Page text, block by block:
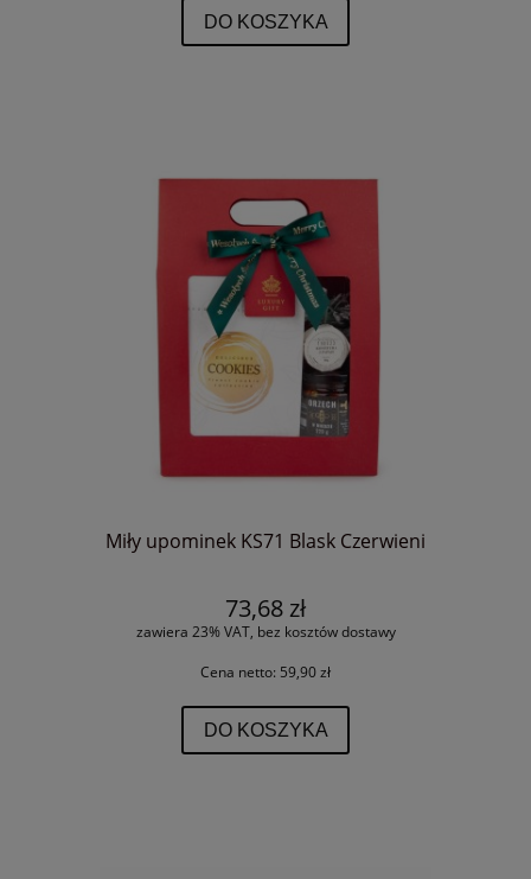
DO KOSZYKA
Miły upominek KS71 Blask Czerwieni
73,68 zł
zawiera 23% VAT, bez kosztów dostawy
Cena netto: 59,90 zł
DO KOSZYKA